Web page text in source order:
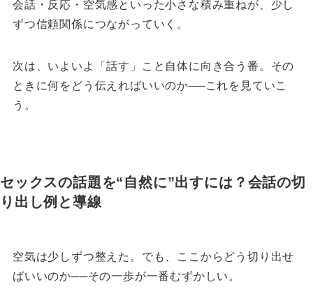
会話・反応・空気感といった小さな積み重ねが、少し
ずつ信頼関係につながっていく。
次は、いよいよ「話す」こと自体に向き合う番。 その
ときに何をどう伝えればいいのか──これを見ていこ
う。
セックスの話題を“自然に”出すには？会話の切
り出し例と導線
空気は少しずつ整えた。 でも、ここからどう切り出せ
ばいいのか──その一歩が一番むずかしい。